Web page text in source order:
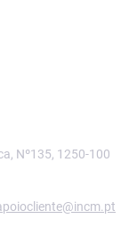
Nº135, 1250-100